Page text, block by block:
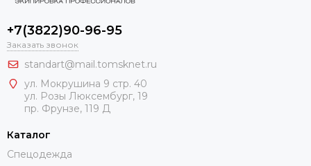
+7(3822)90-96-95
Заказать звонок
standart@mail.tomsknet.ru
ул. Мокрушина 9 стр. 40
ул. Розы Люксембург, 19
пр. Фрунзе, 119 Д
Каталог
Спецодежда